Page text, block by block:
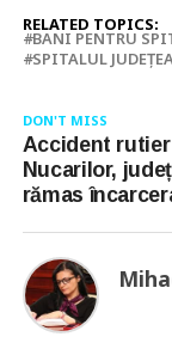
RELATED TOPICS:
BANI PENTRU
SPITALUL
DON'T MISS
Accident
Nucarilor,
rămas